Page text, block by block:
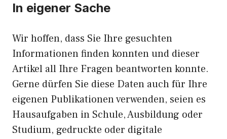
In eigener Sache
Wir hoffen, dass Sie Ihre gesuchten
Informationen finden konnten und dieser
Artikel all Ihre Fragen beantworten konnte.
Gerne dürfen Sie diese Daten auch für Ihre
eigenen Publikationen verwenden, seien es
Hausaufgaben in Schule, Ausbildung oder
Studium, gedruckte oder digitale